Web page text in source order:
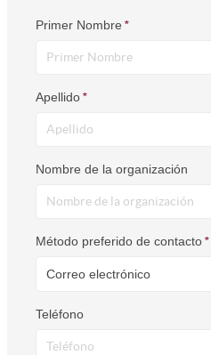
Primer Nombre *
Apellido*
Nombre de la organización
Método preferido de contacto*
Correo electrónico
Teléfono